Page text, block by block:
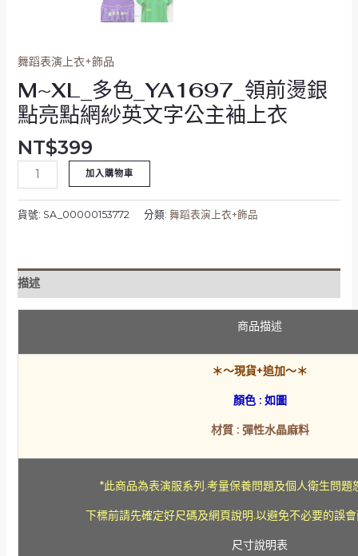
舞蹈表演上衣+飾品
M~XL_多色_YA1697_領前燙銀
點亮點網紗英文字公主袖上衣
NT$399
上
衣
數
量
加入購物車
貨號: SA_00000153772 分類: 舞蹈表演上衣+飾品
描述
商品描述
＊～現貨+追加～＊
顏色 : 如圖
材質 : 彈性水晶麻料
*此商品為表演服系列.考量保養問題及個人衛生問題
下標前請先確定好尺碼及網頁說明.以避免不必要的誤
尺寸說明表